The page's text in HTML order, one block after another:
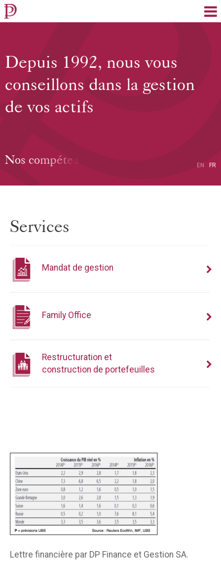
FR
EN
Lettre financière par DP Finance et Gestion SA.
Services
Mandat de gestion
Family Office
Restructuration et
construction de portefeuilles